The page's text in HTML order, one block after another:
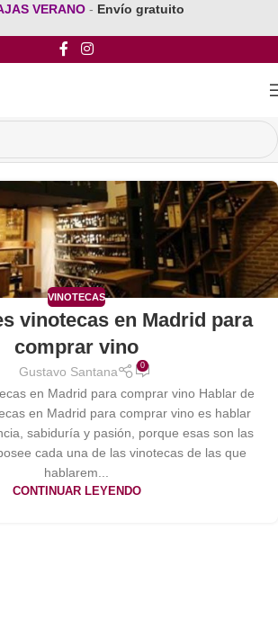
VERANO - Envío gratuito
VINOTECAS
vinotecas en Madrid para
comprar vino
Gustavo Santana 0
en Madrid para comprar vino Hablar de
en Madrid para comprar vino es hablar
sabiduría y pasión, porque esas son las
cada una de las vinotecas de las que
hablarem...
CONTINUAR LEYENDO